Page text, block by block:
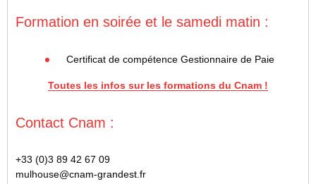
Formation en soirée et le samedi matin :
Certificat de compétence Gestionnaire de Paie
Toutes les infos sur les formations du Cnam !
Contact Cnam :
+33 (0)3 89 42 67 09
mulhouse@cnam-grandest.fr